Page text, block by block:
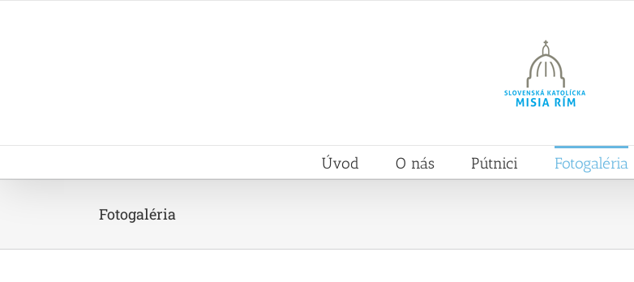
Úvod O nás Pútnici Fotogaléria
Fotogaléria